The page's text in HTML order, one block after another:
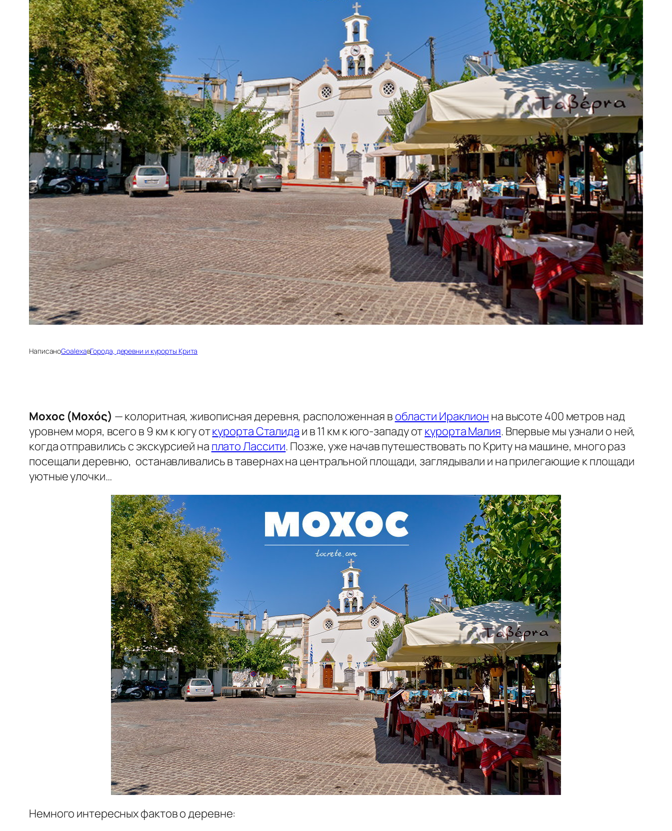
НаписаноGoalexaвГорода, деревни и курорты Крита
Мохос (Μοχός) — колоритная, живописная деревня, расположенная в области Ираклион на высоте 400 метров над
уровнем моря, всего в 9 км к югу откурорта Сталида и в 11 км к юго-западу откурорта Малия. Впервые мы узнали о ней,
когда отправились с экскурсией на плато Лассити. Позже, уже начав путешествовать по Криту на машине, много раз
посещали деревню, останавливались в тавернах на центральной площади, заглядывали и на прилегающие к площади
уютные улочки…
Немного интересных фактов о деревне: